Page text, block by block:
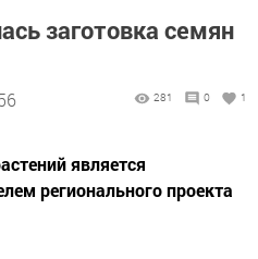
заготовка семян
281 0 1
является
регионального проекта